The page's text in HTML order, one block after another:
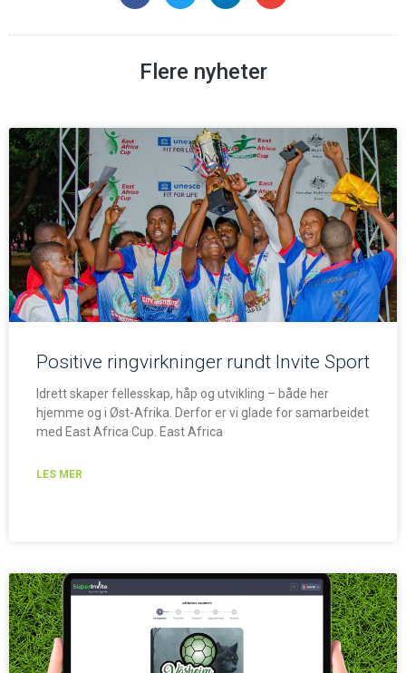
Flere nyheter
Positive ringvirkninger rundt Invite Sport
Idrett skaper fellesskap, håp og utvikling – både her
hjemme og i Øst-Afrika. Derfor er vi glade for samarbeidet
med East Africa Cup. East Africa
LES MER